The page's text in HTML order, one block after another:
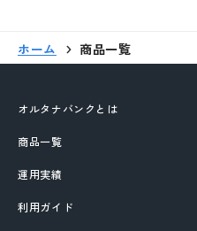
ホーム 商品一覧
オルタナバンクとは
商品一覧
運用実績
利用ガイド